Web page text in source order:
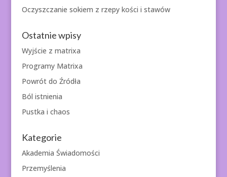
Oczyszczanie sokiem z rzepy kości i stawów
Ostatnie wpisy
Wyjście z matrixa
Programy Matrixa
Powrót do Źródła
Ból istnienia
Pustka i chaos
Kategorie
Akademia Świadomości
Przemyślenia